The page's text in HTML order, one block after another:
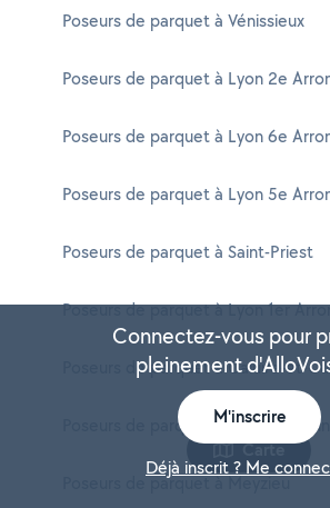
Poseurs de parquet à Vénissieux
Poseurs de parquet à Lyon 2e
Poseurs de parquet à Lyon 6e
Poseurs de parquet à Lyon 5e
Poseurs de parquet à Saint-Priest
Poseurs de parquet à Lyon 1er
Poseurs de parquet à Caluire-et-
Poseurs de parquet à Vaulx-en-Velin
Poseurs de parquet à Meyzieu
Carte
Connectez-vous pour
pleinement
M'inscrire
Déjà inscrit ? Me